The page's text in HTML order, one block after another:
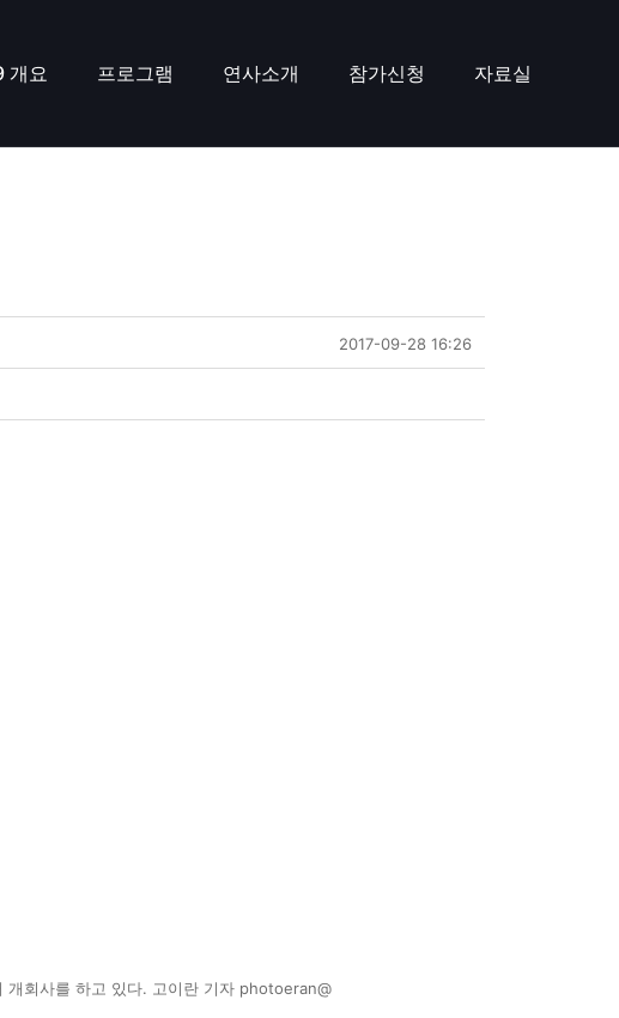
개요 프로그램 연사소개 참가신청 자료실
2017-09-28 16:26
개회사를 하고 있다. 고이란 기자 photoeran@